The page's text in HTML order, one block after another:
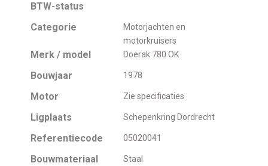
BTW-status
Categorie
Motorjachten en
motorkruisers
Merk / model Doerak 780 OK
Bouwjaar 1978
Motor Zie specificaties
Ligplaats Schepenkring Dordrecht
Referentiecode 05020041
Bouwmateriaal Staal